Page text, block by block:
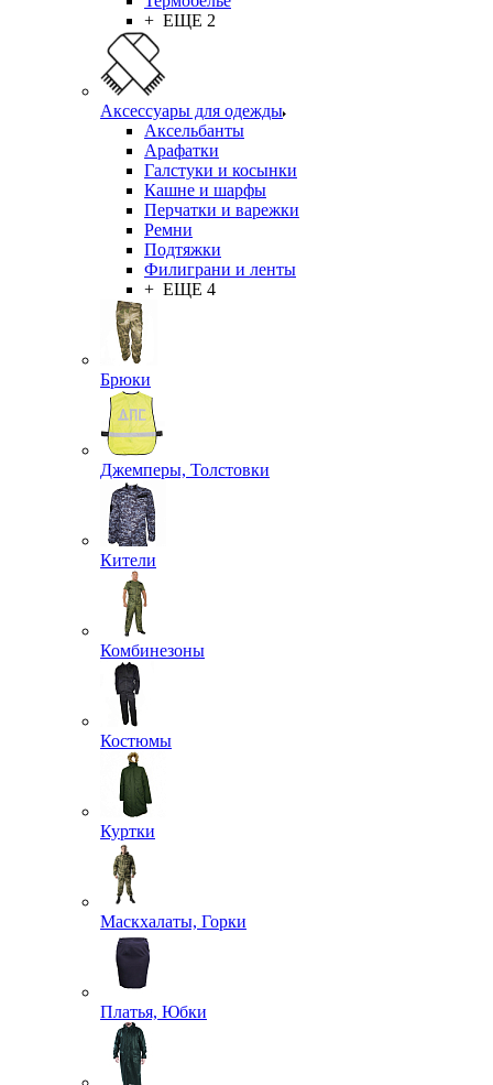
+ ЕЩЕ 2
Аксессуары для одежды
Аксельбанты
Арафатки
Галстуки и косынки
Кашне и шарфы
Перчатки и варежки
Ремни
Подтяжки
Филиграни и ленты
+ ЕЩЕ 4
Брюки
Джемперы, Толстовки
Кители
Комбинезоны
Костюмы
Куртки
Маскхалаты, Горки
Платья, Юбки